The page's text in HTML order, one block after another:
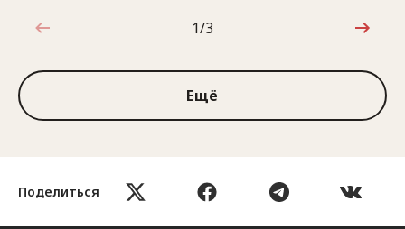
Поделиться
1 из 3
1/3
Ещё